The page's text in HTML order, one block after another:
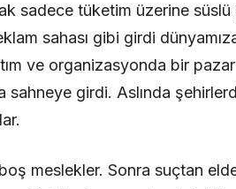
sadece tüketim üzerine
sahası gibi girdi
ve organizasyonda bir
sahneye girdi. Aslında
meslekler. Sonra suçtan